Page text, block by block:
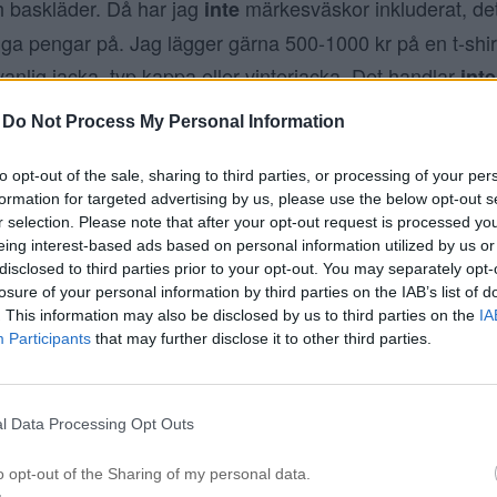
Do Not Process My Personal Information
opt-out of the sale, sharing to third parties, or processing of your
for targeted advertising by us, please use the below opt-out
selection. Please note that after your opt-out request is processed
interest-based ads based on personal information utilized by us
to third parties prior to your opt-out. You may separately
of your personal information by third parties on the IAB’s list of
This information may also be disclosed by us to third parties on the
Participants that may further disclose it to other third parties.
Data Processing Opt Outs
opt-out of the Sharing of my personal data.
baskläder. Då har jag inte märkesväskor inkluderat,
pengar på. Jag lägger gärna 500-1000 kr på en t-
jacka, typ kappa eller vinterjacka. Det handlarinte
av bra kvalité på materialet på kroppen. Sedan
ni ser ovan, här har vi H&M’s nya märkeNYDEN
prisvärd lyxoch varumärket ska inte följa trender eller
H&M tilltala konsumenter som värderar trovärdighet,
har aldrig tänkt på det ordet tidigare men jag är en sann
shirt på ca 250 kr (klick), då i 100% bomull – den går
eller inte.